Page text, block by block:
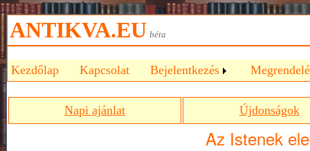
ANTIKVA.EU béta
Kezdőlap Kapcsolat Bejelentkezés
Napi ajánlat Újdonságok
Az Istenek